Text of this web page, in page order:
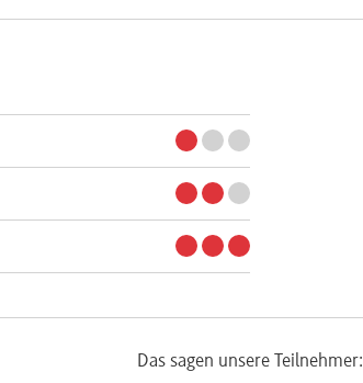
Das sagen unsere Teilnehmer: